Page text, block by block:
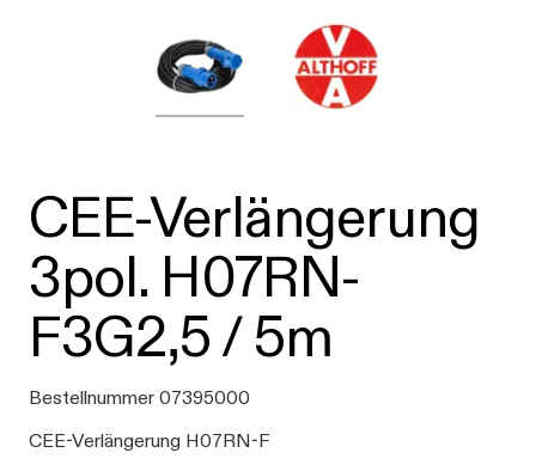
CEE-Verlängerung
3pol. H07RN-
F3G2,5 / 5m
Bestellnummer 07395000
CEE-Verlängerung H07RN-F